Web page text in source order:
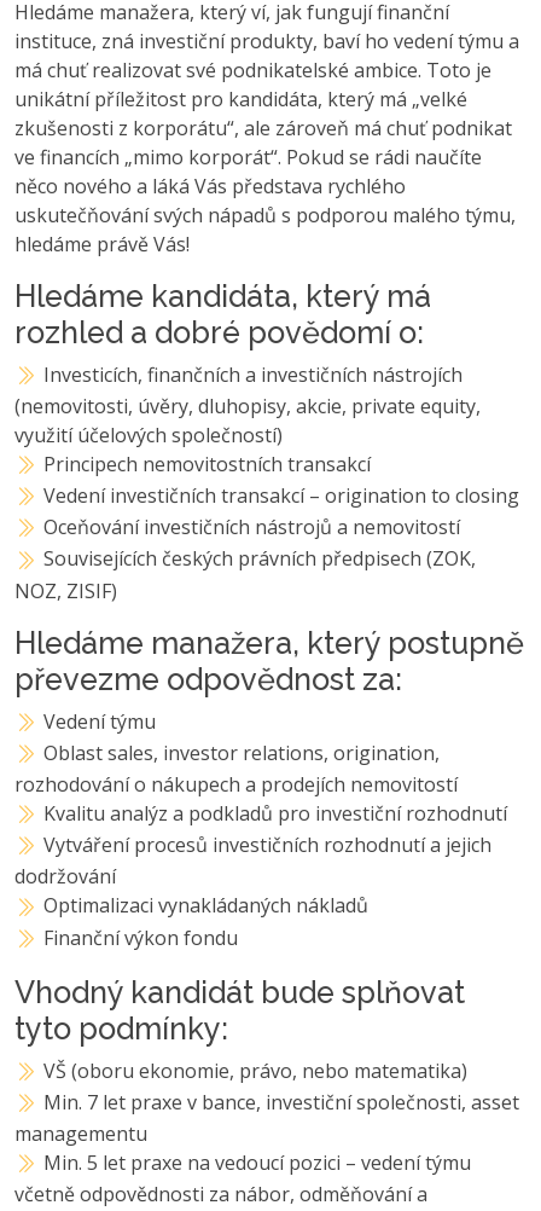
Hledáme manažera, který ví, jak fungují finanční
instituce, zná investiční produkty, baví ho vedení týmu a
má chuť realizovat své podnikatelské ambice. Toto je
unikátní příležitost pro kandidáta, který má „velké
zkušenosti z korporátu“, ale zároveň má chuť podnikat
ve financích „mimo korporát“. Pokud se rádi naučíte
něco nového a láká Vás představa rychlého
uskutečňování svých nápadů s podporou malého týmu,
hledáme právě Vás!
Hledáme kandidáta, který má
rozhled a dobré povědomí o:
Investicích, finančních a investičních nástrojích
(nemovitosti, úvěry, dluhopisy, akcie, private equity,
využití účelových společností)
Principech nemovitostních transakcí
Vedení investičních transakcí – origination to closing
Oceňování investičních nástrojů a nemovitostí
Souvisejících českých právních předpisech (ZOK,
NOZ, ZISIF)
Hledáme manažera, který postupně
převezme odpovědnost za:
Vedení týmu
Oblast sales, investor relations, origination,
rozhodování o nákupech a prodejích nemovitostí
Kvalitu analýz a podkladů pro investiční rozhodnutí
Vytváření procesů investičních rozhodnutí a jejich
dodržování
Optimalizaci vynakládaných nákladů
Finanční výkon fondu
Vhodný kandidát bude splňovat
tyto podmínky:
VŠ (oboru ekonomie, právo, nebo matematika)
Min. 7 let praxe v bance, investiční společnosti, asset
managementu
Min. 5 let praxe na vedoucí pozici – vedení týmu
včetně odpovědnosti za nábor, odměňování a